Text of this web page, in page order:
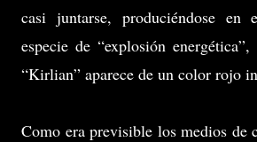
casi juntarse, produciéndose en
especie de “explosión
“Kirlian” aparece de un color rojo
Como era previsible los medios de